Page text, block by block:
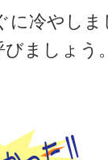
冷やしま
びましょ